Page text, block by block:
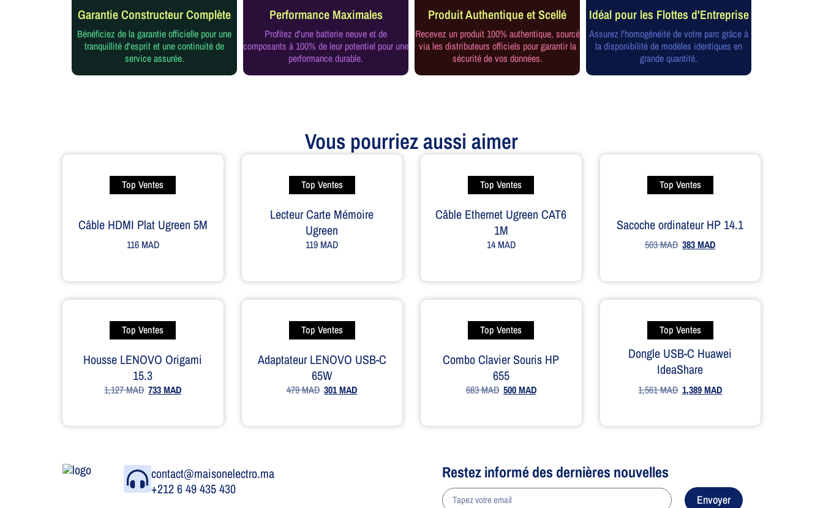
Garantie Constructeur Complète
Bénéficiez de la garantie officielle pour une
tranquillité d'esprit et une continuité de
service assurée.
Performance Maximales
Profitez d'une batterie neuve et de
composants à 100% de leur potentiel pour une
performance durable.
Produit Authentique et Scellé
Recevez un produit 100% authentique, sourcé
via les distributeurs officiels pour garantir la
sécurité de vos données.
Idéal pour les Flottes d'Entreprise
Assurez l'homogénéité de votre parc grâce à
la disponibilité de modèles identiques en
grande quantité.
Vous pourriez aussi aimer
Top Ventes
Câble HDMI Plat Ugreen 5M
116MAD
Top Ventes
Lecteur Carte Mémoire
Ugreen
119 MAD
Top Ventes
Câble Ethernet Ugreen CAT6
1M
14MAD
Top Ventes
Sacoche ordinateur HP 14.1
503MAD 383MAD
Top Ventes
Housse LENOVO Origami
15.3
1,127MAD 733MAD
Top Ventes
Adaptateur LENOVO USB-C
65W
479MAD 301MAD
Top Ventes
Combo Clavier Souris HP
655
683MAD 500MAD
Top Ventes
Dongle USB-C Huawei
IdeaShare
1,561MAD 1,389MAD
contact@maisonelectro.ma
+212 6 49 435 430
Restez informé des dernières nouvelles
Envoyer